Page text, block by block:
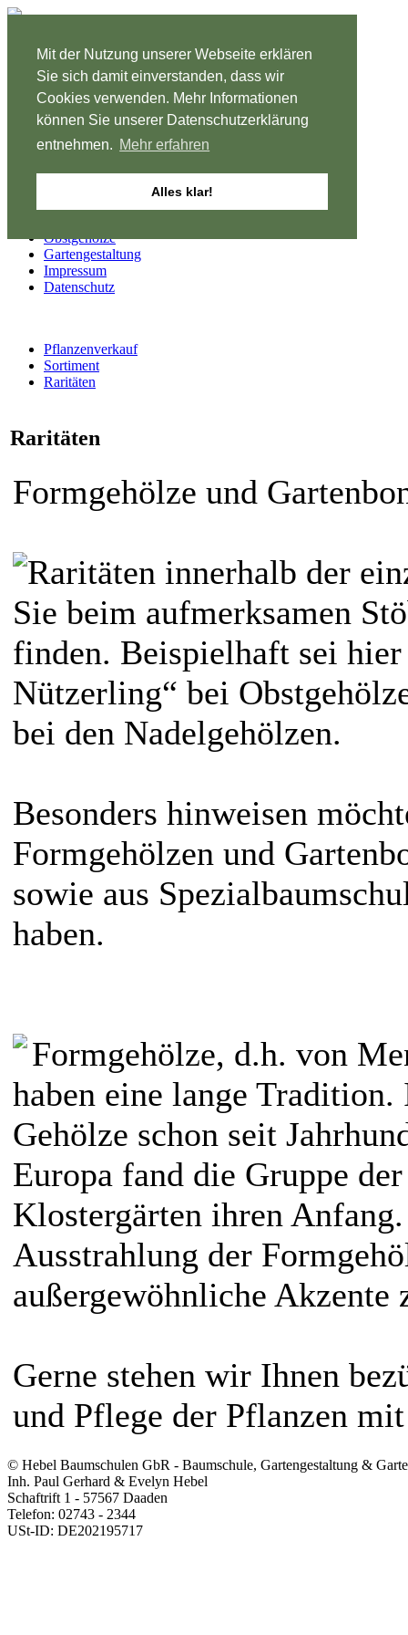
Mit der Nutzung unserer Webseite erklären
Sie sich damit einverstanden, dass wir
Cookies verwenden. Mehr Informationen
können Sie unserer Datenschutzerklärung
entnehmen. Mehr erfahren
Alles klar!
8-12 und 13-18 Uhr
Samstag geschlossen
Obstgehölze
Gartengestaltung
Impressum
Datenschutz
Pflanzenverkauf
Sortiment
Raritäten
Raritäten
Formgehölze und
Raritäten innerhalb der
Sie beim aufmerksamen
finden. Beispielhaft sei
Nützerling“ bei
bei den Nadelgehölzen.
Besonders hinweisen
Formgehölzen und
sowie aus
haben.
Formgehölze, d.h. von
haben eine lange
Gehölze schon seit
Europa fand die Gruppe
Klostergärten ihren
Ausstrahlung der
außergewöhnliche Akzente
Gerne stehen wir Ihnen
und Pflege der Pflanzen
© Hebel Baumschulen GbR - Baumschule, Gartengestaltung &
Inh. Paul Gerhard & Evelyn Hebel
Schaftrift 1 - 57567 Daaden
Telefon: 02743 - 2344
USt-ID: DE202195717